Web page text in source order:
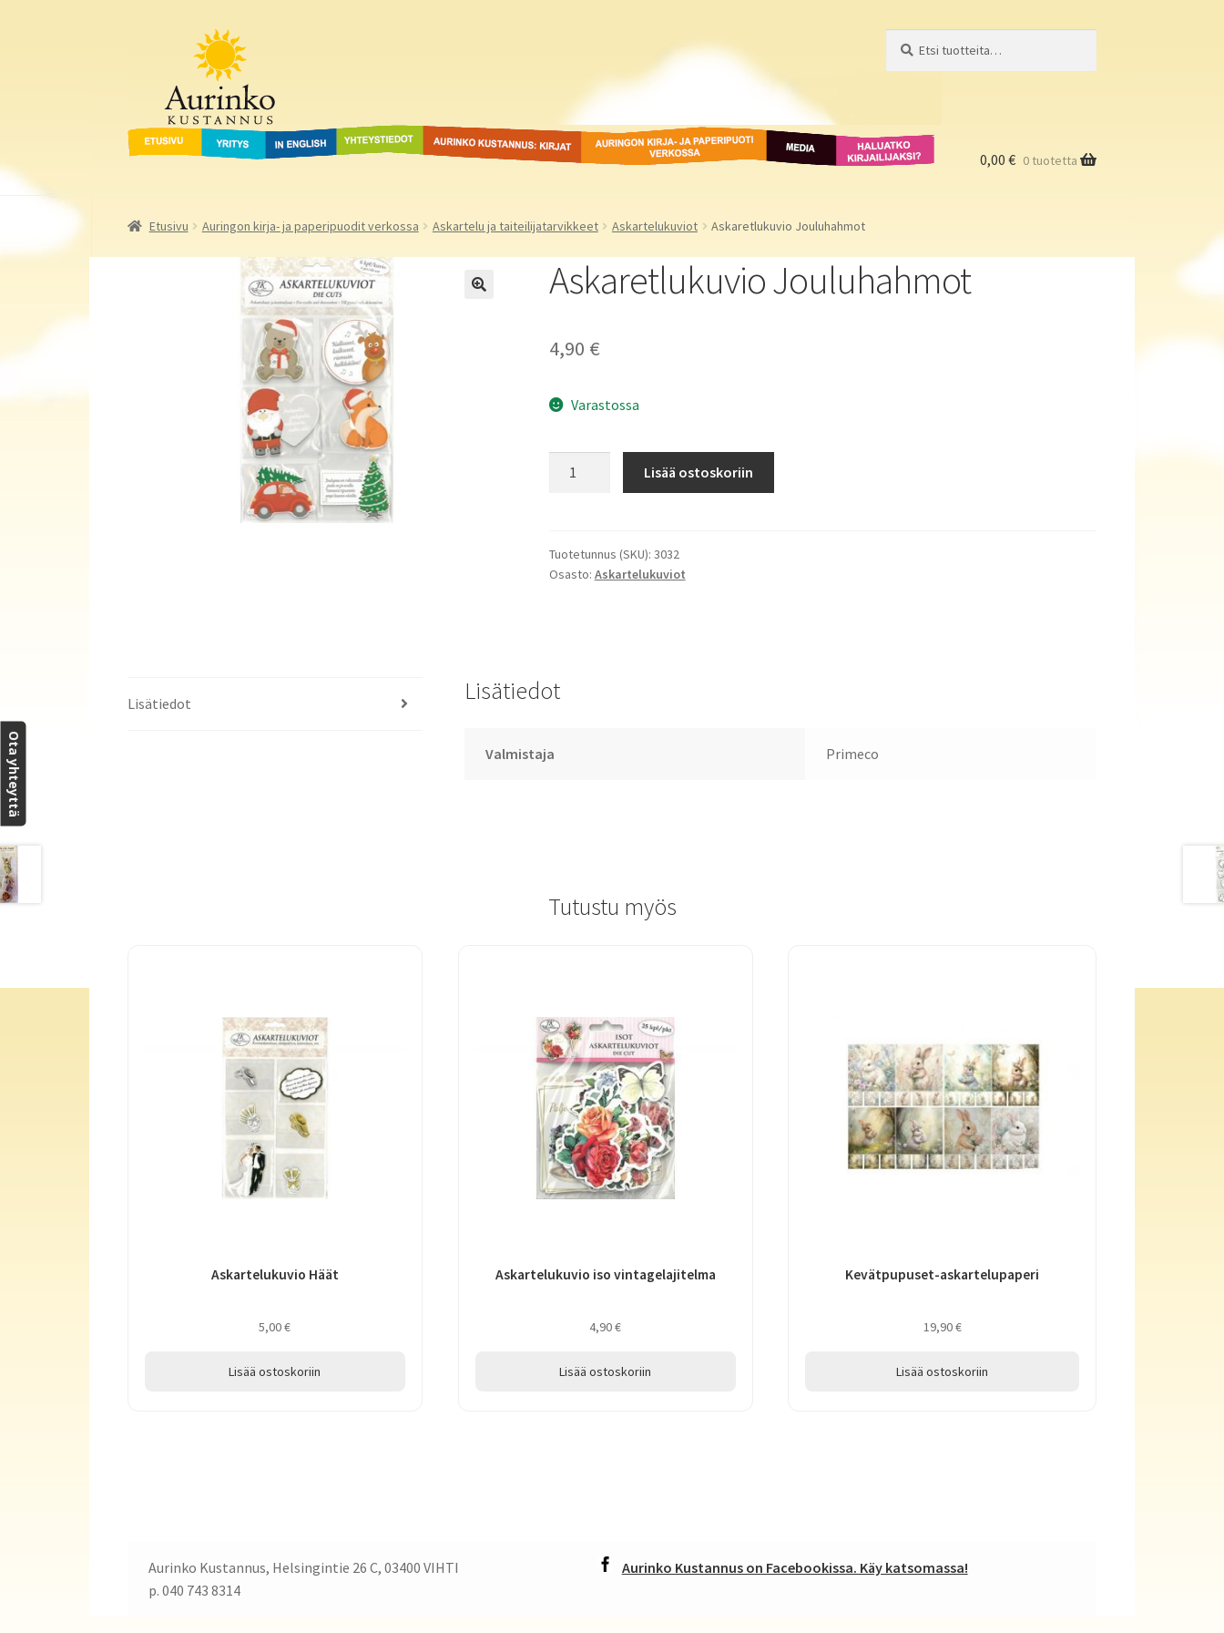
navigointiin
Aurinko Kustannus
Etusivu Yritys In English Yhteystiedot Aurinko Kustannus: kirjat Auringon kirja- ja
paperipuodit verkossa
Media
Haluatko
kirjailijaksi?
0,00 € 0 tuotetta
Etusivu Auringon kirja- ja paperipuodit verkossa Askartelu ja taiteilijatarvikkeet Askartelukuviot Askaretlukuvio Jouluhahmot
Askaretlukuvio Jouluhahmot
4,90 €
Varastossa
Lisää ostoskoriin
Tuotetunnus (SKU): 3032
Osasto: Askartelukuviot
Lisätiedot Lisätiedot
Valmistaja Primeco
Tutustu myös
Askartelukuvio Häät
5,00€
Lisää ostoskoriin
Askartelukuvio iso vintagelajitelma
4,90€
Lisää ostoskoriin
Kevätpupuset-askartelupaperi
19,90€
Lisää ostoskoriin
Aurinko Kustannus, Helsingintie 26 C, 03400 VIHTI
p. 040 743 8314
Aurinko Kustannus on Facebookissa. Käy katsomassa!
Ota yhteyttä